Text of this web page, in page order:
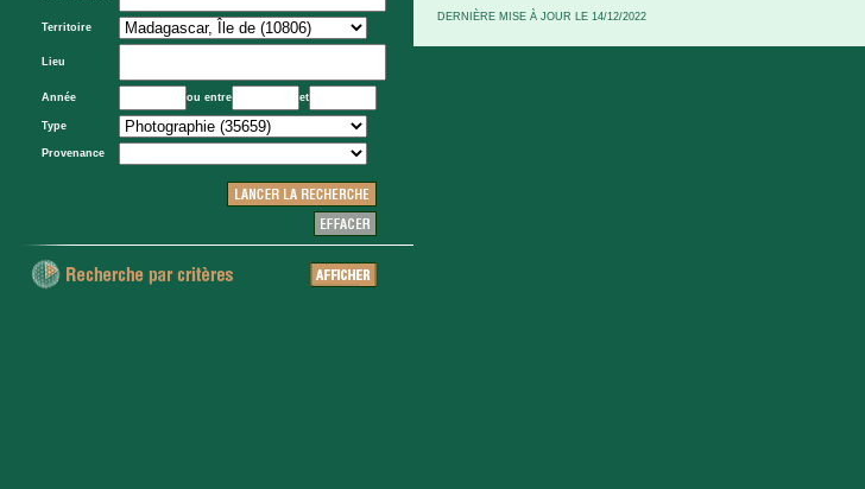
Territoire
Lieu
Année ou entre et
Type
Provenance
DERNIÈRE MISE À JOUR LE 14/12/2022